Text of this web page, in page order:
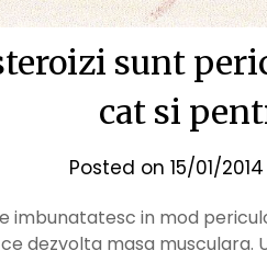
sunt
cat si
Posted on 15/01/2014
imbunatatesc in mod
dezvolta masa musculara.